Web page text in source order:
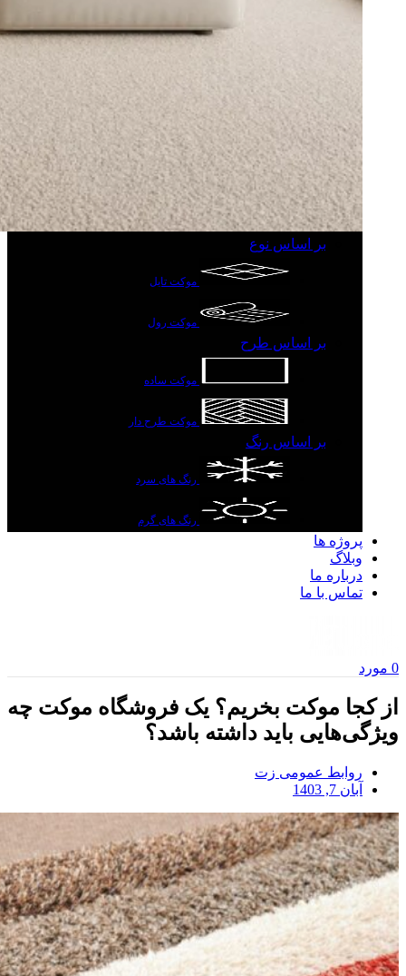
بر اساس نوع
موکت تایل
موکت رول
بر اساس طرح
موکت ساده
موکت طرح دار
بر اساس رنگ
رنگ های سرد
رنگ های گرم
پروژه ها
وبلاگ
درباره ما
تماس با ما
0 مورد
از کجا موکت بخریم؟ یک فروشگاه موکت چه
ویژگی‌هایی باید داشته باشد؟
روابط عمومی زت
آبان 7, 1403